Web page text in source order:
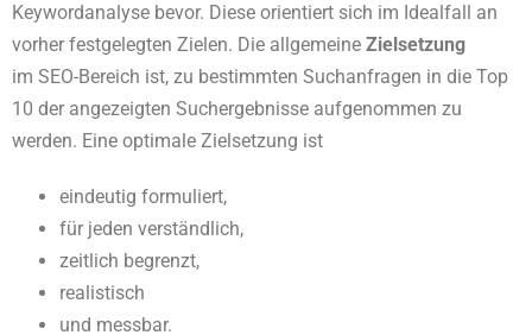
Keywordanalyse bevor. Diese orientiert sich im Idealfall an
vorher festgelegten Zielen. Die allgemeine Zielsetzung
im SEO-Bereich ist, zu bestimmten Suchanfragen in die Top
10 der angezeigten Suchergebnisse aufgenommen zu
werden. Eine optimale Zielsetzung ist
eindeutig formuliert,
für jeden verständlich,
zeitlich begrenzt,
realistisch
und messbar.